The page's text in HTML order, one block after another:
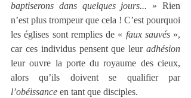
baptiserons dans quelques jours... » Rien
n’est plus trompeur que cela ! C’est pourquoi
les églises sont remplies de « faux sauvés »,
car ces individus pensent que leur adhésion
leur ouvre la porte du royaume des cieux,
alors qu’ils doivent se qualifier par
l’obéissance en tant que disciples.